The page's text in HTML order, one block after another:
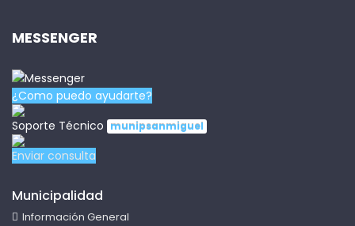
MESSENGER
¿Como puedo ayudarte?
Soporte Técnico
munipsanmiguel
Enviar consulta
Municipalidad
Información General